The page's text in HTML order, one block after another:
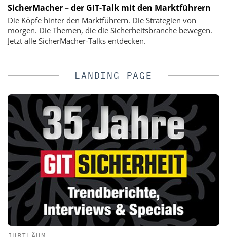
SicherMacher – der GIT-Talk mit den Marktführern
Die Köpfe hinter den Marktführern. Die Strategien von
morgen. Die Themen, die die Sicherheitsbranche bewegen.
Jetzt alle SicherMacher-Talks entdecken.
LANDING-PAGE